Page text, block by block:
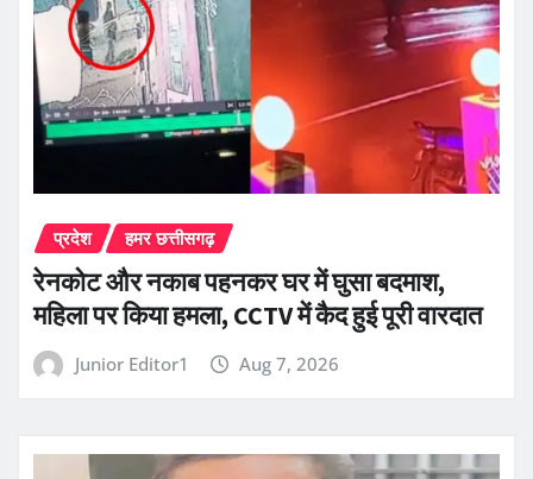
प्रदेश हमर छत्तीसगढ़
रेनकोट और नकाब पहनकर घर में घुसा बदमाश,
महिला पर किया हमला, CCTV में कैद हुई पूरी वारदात
Junior Editor1 Aug 7, 2026